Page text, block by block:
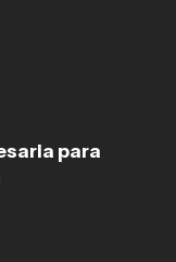
para